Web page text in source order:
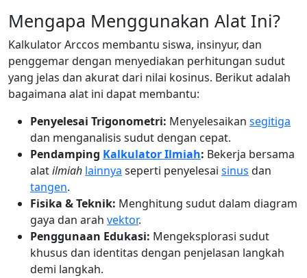
Mengapa Menggunakan Alat Ini?
Kalkulator Arccos membantu siswa, insinyur, dan
penggemar dengan menyediakan perhitungan sudut
yang jelas dan akurat dari nilai kosinus. Berikut adalah
bagaimana alat ini dapat membantu:
Penyelesai Trigonometri: Menyelesaikan segitiga
dan menganalisis sudut dengan cepat.
Pendamping Kalkulator Ilmiah: Bekerja bersama
alatilmiah lainnya seperti penyelesai sinus dan
tangen.
Fisika & Teknik: Menghitung sudut dalam diagram
gaya dan arah vektor.
Penggunaan Edukasi: Mengeksplorasi sudut
khusus dan identitas dengan penjelasan langkah
demi langkah.